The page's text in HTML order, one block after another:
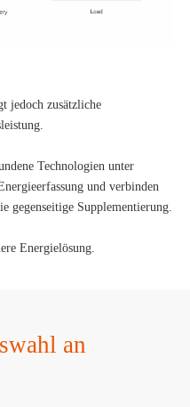
jedoch zusätzliche
Technologien unter
und verbinden
gegenseitige Supplementierung.
Energielösung.
an